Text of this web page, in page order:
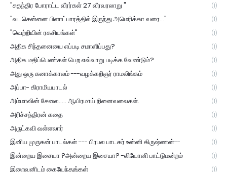
"சுதந்திர போராட்ட வீரர்கள் 27 வீரவரலாறு " (1)
"வடசென்னை பிளாட்பாரத்தில் இருந்து அமெரிக்கா வரை..." (1)
"வெற்றியின் ரகசியங்கள்" (1)
அதிக சிந்தனையை எப்படி சமாளிப்பது? (1)
அதிக மதிப்பெண்கள் பெற எவ்வாறு படிக்க வேண்டும்? (1)
அது ஒரு கனாக்காலம் ---வழக்கறிஞர் ராமலிங்கம் (1)
அப்பா- கிராமியபாடல் (1)
அம்மாவின் சேலை..... ஆயிரமாய் நினைவலைகள். (1)
அரிச்சந்திரன் கதை (1)
அருட்கவி வள்ளலார் (1)
இனிய முருகன் பாடல்கள் --- பிரபல பாடகர் உன்னி கிருஷ்ணன்-- (1)
இன்றைய இசையா ?அன்றைய இசையா? -லியோனி பாட்டுமன்றம் (1)
இறைவனிடம் கையேந்துங்கள் (1)